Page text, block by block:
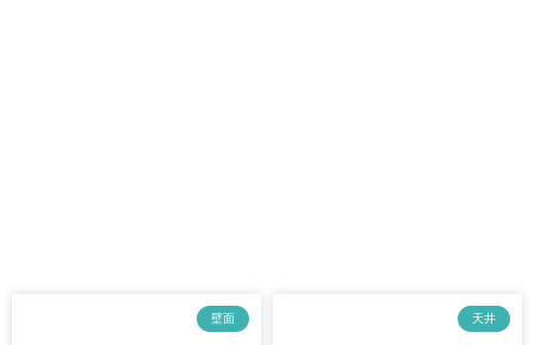
壁面 天井